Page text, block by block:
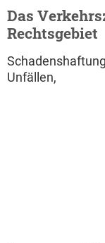
Das
Rechtsgebiet
Unfällen,